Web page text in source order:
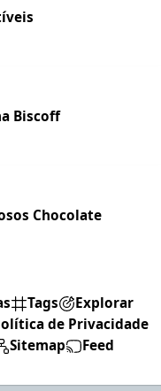
Biscoff
Chocolate
Tags
Explorar
de Privacidade
Sitemap Feed